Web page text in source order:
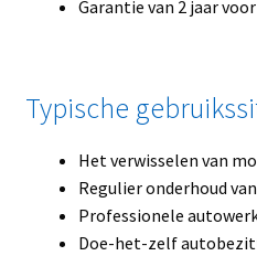
Garantie van 2 jaar
Typische
Het verwisselen van
Regulier onderhoud
Professionele
Doe-het-zelf